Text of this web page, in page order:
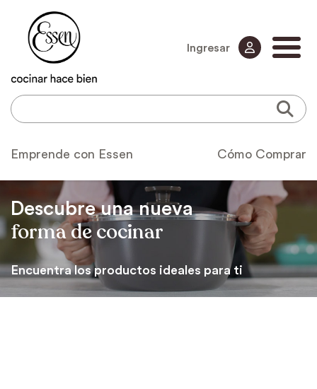
Ingresar
Emprende con Essen Cómo Comprar
Descubre una nueva
forma de cocinar
Encuentra los productos ideales para ti